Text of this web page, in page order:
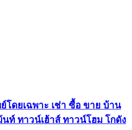
โดยเฉพาะ เช่า ซื้อ ขาย บ้าน
ท์ ทาวน์เฮ้าส์ ทาวน์โฮม โกดัง